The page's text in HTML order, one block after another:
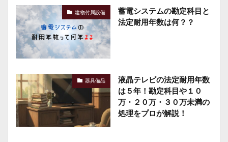
建物付属設備
蓄電システムの勘定科目と
法定耐用年数は何？？
器具備品
液晶テレビの法定耐用年数
は５年！勘定科目や１０
万・２０万・３０万未満の
処理をプロが解説！